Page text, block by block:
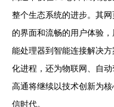
整个生态系统的进步。其
的界面和流畅的用户体验
能处理器到智能连接解决
化进程，还为物联网、自
高通将继续以技术创新为
信时代。